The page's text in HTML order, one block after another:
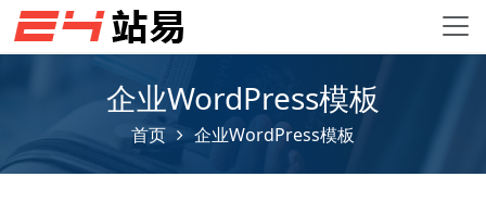
企业WordPress模板
首页 企业WordPress模板